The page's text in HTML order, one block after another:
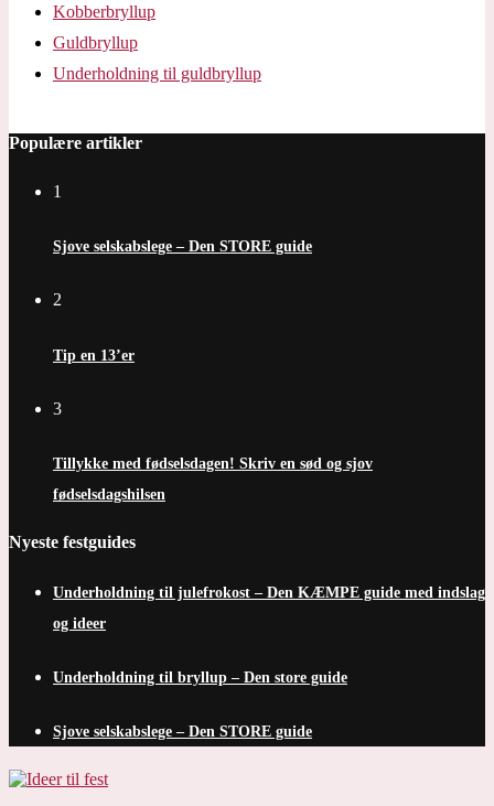
Kobberbryllup
Guldbryllup
Underholdning til guldbryllup
Populære artikler
1
Sjove selskabslege – Den STORE guide
2
Tip en 13’er
3
Tillykke med fødselsdagen! Skriv en sød og sjov
fødselsdagshilsen
Nyeste festguides
Underholdning til julefrokost – Den KÆMPE guide med indslag
og ideer
Underholdning til bryllup – Den store guide
Sjove selskabslege – Den STORE guide